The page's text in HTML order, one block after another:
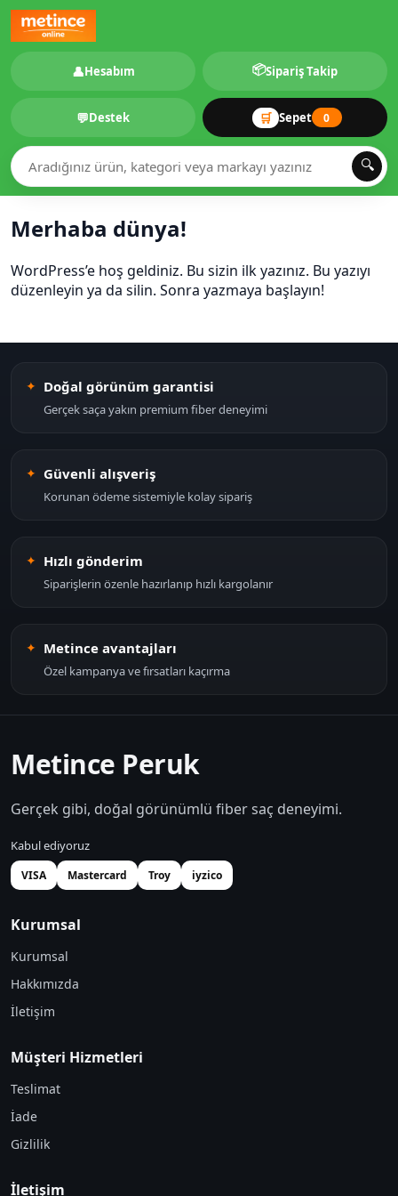
🔍
👤Hesabım 📦Sipariş Takip
💬Destek 🛒 Sepet 0
Merhaba dünya!
WordPress’e hoş geldiniz. Bu sizin ilk yazınız. Bu yazıyı
düzenleyin ya da silin. Sonra yazmaya başlayın!
Doğal görünüm garantisi
Gerçek saça yakın premium fiber deneyimi
Güvenli alışveriş
Korunan ödeme sistemiyle kolay sipariş
Hızlı gönderim
Siparişlerin özenle hazırlanıp hızlı kargolanır
Metince avantajları
Özel kampanya ve fırsatları kaçırma
Metince Peruk
Gerçek gibi, doğal görünümlü fiber saç deneyimi.
Kabul ediyoruz
VISA Mastercard Troy iyzico
Kurumsal
Kurumsal
Hakkımızda
İletişim
Müşteri Hizmetleri
Teslimat
İade
Gizlilik
İletişim